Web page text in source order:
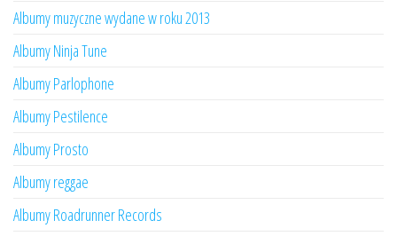
Albumy muzyczne wydane w roku 2013
Albumy Ninja Tune
Albumy Parlophone
Albumy Pestilence
Albumy Prosto
Albumy reggae
Albumy Roadrunner Records